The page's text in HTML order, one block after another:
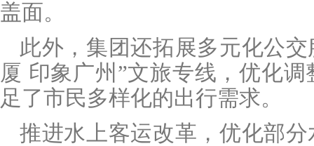
盖面。
此外，集团还拓展多元化公
厦 印象广州”文旅专线，优化调
足了市民多样化的出行需求。
推进水上客运改革，优化部